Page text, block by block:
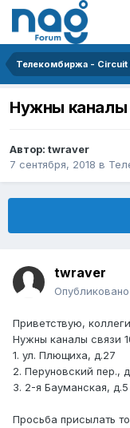
Телекомбиржа - Circuit
Нужны каналы
Автор: twraver
7 сентября, 2018 в
twraver
Опубликовано
Приветствую,
Нужны каналы связи
1. ул. Плющиха, д.27
2. Перуновский пер.,
3. 2-я Бауманская, д.5
Просьба присылать